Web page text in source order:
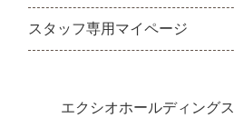
スタッフ専用マイページ
エクシオホールディングス